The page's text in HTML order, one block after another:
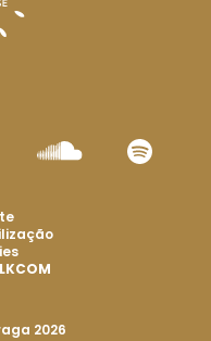
2026
LKCOM